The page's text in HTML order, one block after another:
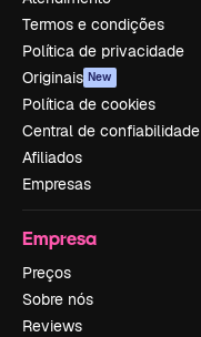
Termos e condições
Política de privacidade
Originais New
Política de cookies
Central de confiabilidade
Afiliados
Empresas
Empresa
Preços
Sobre nós
Reviews